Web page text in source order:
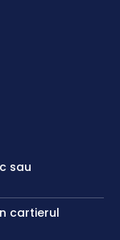
sau
cartierul